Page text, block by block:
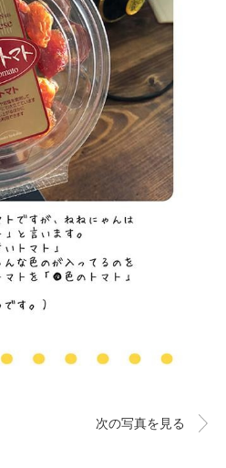
次の写真を見る